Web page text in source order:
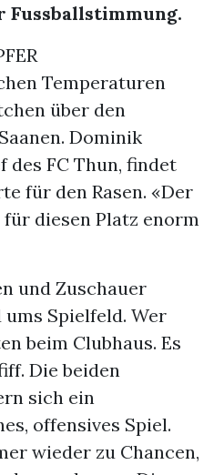
Fussballstimmung.
Temperaturen
über den
Dominik
des FC Thun, findet
für den Rasen. «Der
diesen Platz enorm
und Zuschauer
Spielfeld. Wer
beim Clubhaus. Es
Die beiden
sich ein
offensives Spiel.
wieder zu Chancen,